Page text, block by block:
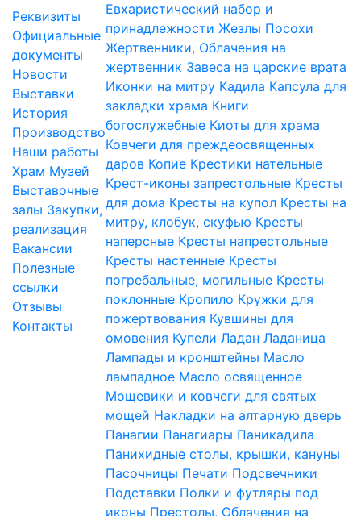
Реквизиты
Официальные
документы
Новости
Выставки
История
Производство
Наши работы
Храм Музей
Выставочные
залы Закупки,
реализация
Вакансии
Полезные
ссылки
Отзывы
Контакты
Евхаристический набор и
принадлежности Жезлы Посохи
Жертвенники, Облачения на
жертвенник Завеса на царские врата
Иконки на митру Кадила Капсула для
закладки храма Книги
богослужебные Киоты для храма
Ковчеги для преждеосвященных
даров Копие Крестики нательные
Крест-иконы запрестольные Кресты
для дома Кресты на купол Кресты на
митру, клобук, скуфью Кресты
наперсные Кресты напрестольные
Кресты настенные Кресты
погребальные, могильные Кресты
поклонные Кропило Кружки для
пожертвования Кувшины для
омовения Купели Ладан Ладаница
Лампады и кронштейны Масло
лампадное Масло освященное
Мощевики и ковчеги для святых
мощей Накладки на алтарную дверь
Панагии Панагиары Паникадила
Панихидные столы, крышки, кануны
Пасочницы Печати Подсвечники
Подставки Полки и футляры под
иконы Престолы, Облачения на